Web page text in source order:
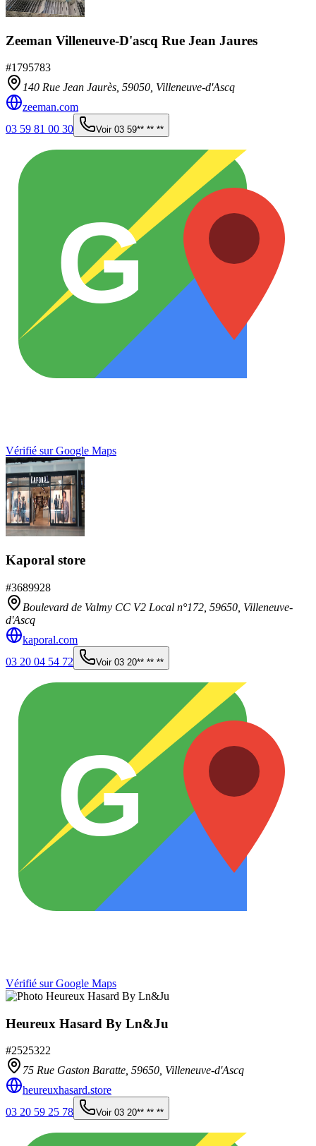
Zeeman Villeneuve-D'ascq Rue Jean Jaures
#1795783
140 Rue Jean Jaurès, 59050 Villeneuve-d'Ascq
zeeman.com
03 59 81 00 30
Voir 03 59** ** **
G
Vérifié sur Google Maps
Kaporal store
#3689928
Boulevard de Valmy CC V2 Local n°172, 59650 Villeneuve-
d'Ascq
kaporal.com
03 20 04 54 72
Voir 03 20** ** **
G
Vérifié sur Google Maps
Heureux Hasard By Ln&Ju
#2525322
75 Rue Gaston Baratte, 59650 Villeneuve-d'Ascq
heureuxhasard.store
03 20 59 25 78
Voir 03 20** ** **